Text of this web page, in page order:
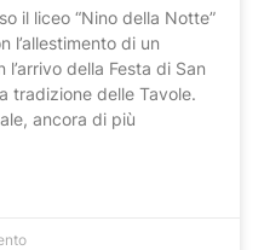
il liceo “Nino della Notte”
l’allestimento di un
della Festa di San
tradizione delle Tavole.
ancora di più